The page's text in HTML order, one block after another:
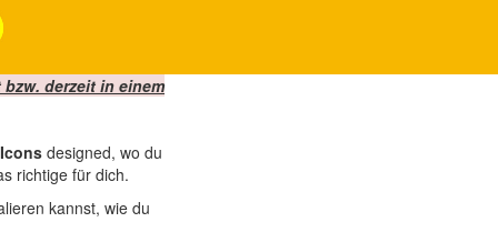
derzeit in einem
Icons designed, wo du
richtige für dich.
kannst, wie du